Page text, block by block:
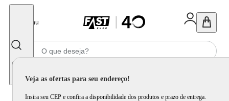
Menu
Veja as ofertas para seu endereço!
Insira seu CEP e confira a disponibilidade dos produtos e prazo de entrega.